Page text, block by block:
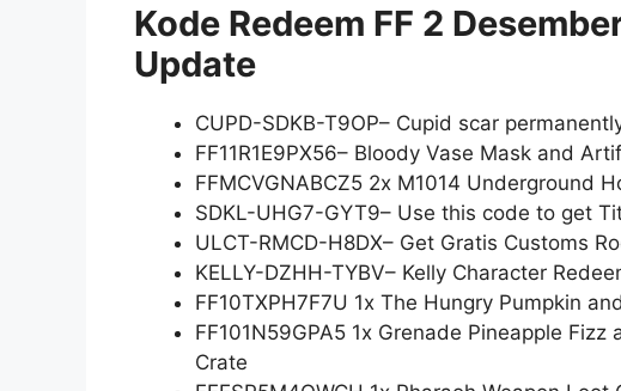
Kode Redeem FF 2
Update
CUPD-SDKB-T9OP– Cupid scar
FF11R1E9PX56– Bloody Vase Mask and
FFMCVGNABCZ5 2x M1014 Underground
SDKL-UHG7-GYT9– Use this code to get
ULCT-RMCD-H8DX– Get Gratis Customs
KELLY-DZHH-TYBV– Kelly Character
FF10TXPH7F7U 1x The Hungry Pumpkin
FF101N59GPA5 1x Grenade Pineapple
Crate